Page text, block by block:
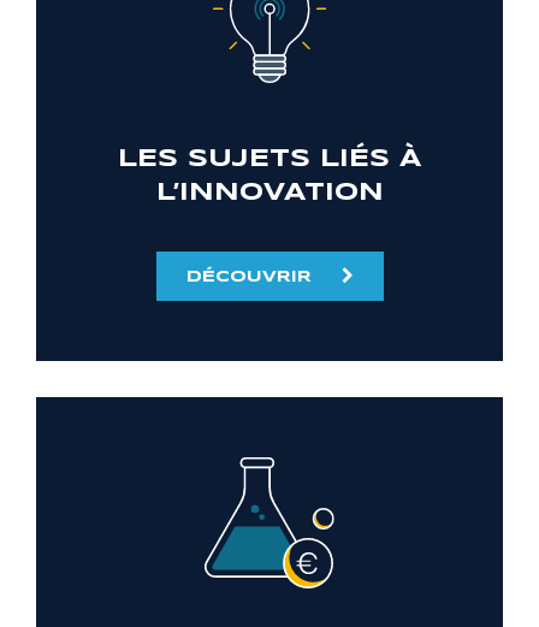
LES SUJETS LIÉS À
L’INNOVATION
DÉCOUVRIR